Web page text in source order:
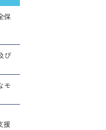
保
び
モ
援